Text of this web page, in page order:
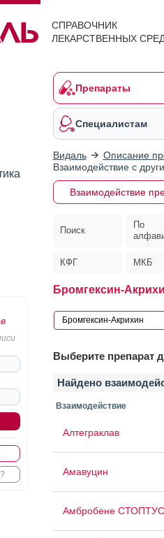
СПРАВОЧНИК
ЛЕКАРСТВЕННЫХ
Препараты
Специалистам
Видаль Описание
Взаимодействие с
Взаимодействие
Поиск
По
КФГ МКБ
Бромгексин-
Выберите препарат
Найдено
Взаимодействие
Алтеграклав
Амавуцин
Амбробене